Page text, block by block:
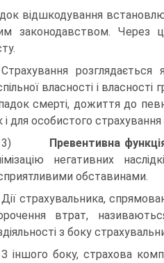
відшкодування
законодавством. Через
Страхування
власності і
смерті, дожиття до
і для осо­бистого
3) Превентивна
негативних
обставинами.
Дії страхувальника,
втрат,
з боку
З іншого боку, страхова